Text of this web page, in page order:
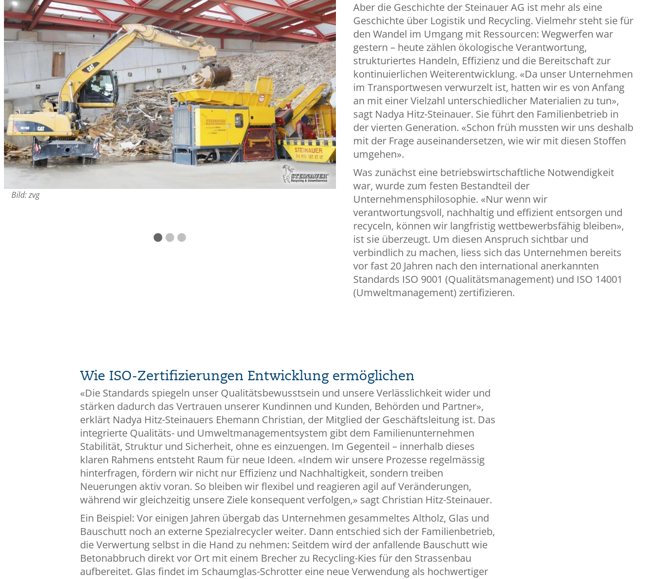
Bild: zvg
Bild: zvg
Aber die Geschichte der Steinauer AG ist mehr als eine
Geschichte über Logistik und Recycling. Vielmehr steht sie für
den Wandel im Umgang mit Ressourcen: Wegwerfen war
gestern – heute zählen ökologische Verantwortung,
strukturiertes Handeln, Effizienz und die Bereitschaft zur
kontinuierlichen Weiterentwicklung. «Da unser Unternehmen
im Transportwesen verwurzelt ist, hatten wir es von Anfang
an mit einer Vielzahl unterschiedlicher Materialien zu tun»,
sagt Nadya Hitz-Steinauer. Sie führt den Familienbetrieb in
der vierten Generation. «Schon früh mussten wir uns deshalb
mit der Frage auseinandersetzen, wie wir mit diesen Stoffen
umgehen».
Was zunächst eine betriebswirtschaftliche Notwendigkeit
war, wurde zum festen Bestandteil der
Unternehmensphilosophie. «Nur wenn wir
verantwortungsvoll, nachhaltig und effizient entsorgen und
recyceln, können wir langfristig wettbewerbsfähig bleiben»,
ist sie überzeugt. Um diesen Anspruch sichtbar und
verbindlich zu machen, liess sich das Unternehmen bereits
vor fast 20 Jahren nach den international anerkannten
Standards ISO 9001 (Qualitätsmanagement) und ISO 14001
(Umweltmanagement) zertifizieren.
Wie ISO-Zertifizierungen Entwicklung ermöglichen
«Die Standards spiegeln unser Qualitätsbewusstsein und unsere Verlässlichkeit wider und
stärken dadurch das Vertrauen unserer Kundinnen und Kunden, Behörden und Partner»,
erklärt Nadya Hitz-Steinauers Ehemann Christian, der Mitglied der Geschäftsleitung ist. Das
integrierte Qualitäts- und Umweltmanagementsystem gibt dem Familienunternehmen
Stabilität, Struktur und Sicherheit, ohne es einzuengen. Im Gegenteil – innerhalb dieses
klaren Rahmens entsteht Raum für neue Ideen. «Indem wir unsere Prozesse regelmässig
hinterfragen, fördern wir nicht nur Effizienz und Nachhaltigkeit, sondern treiben
Neuerungen aktiv voran. So bleiben wir flexibel und reagieren agil auf Veränderungen,
während wir gleichzeitig unsere Ziele konsequent verfolgen,» sagt Christian Hitz-Steinauer.
Ein Beispiel: Vor einigen Jahren übergab das Unternehmen gesammeltes Altholz, Glas und
Bauschutt noch an externe Spezialrecycler weiter. Dann entschied sich der Familienbetrieb,
die Verwertung selbst in die Hand zu nehmen: Seitdem wird der anfallende Bauschutt wie
Betonabbruch direkt vor Ort mit einem Brecher zu Recycling-Kies für den Strassenbau
aufbereitet. Glas findet im Schaumglas-Schrotter eine neue Verwendung als hochwertiger